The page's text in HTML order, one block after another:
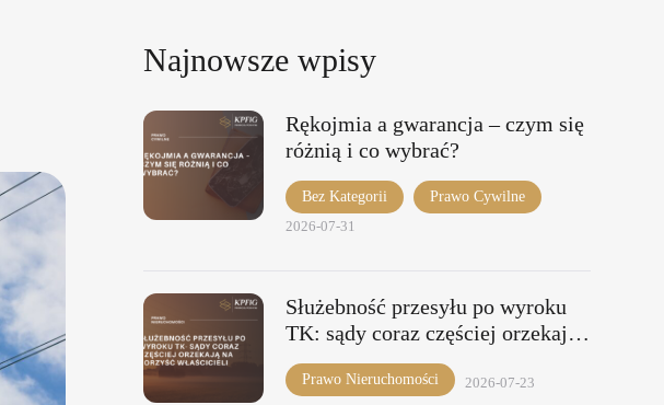
Najnowsze wpisy
Rękojmia a gwarancja – czym się
różnią i co wybrać?
2026-07-31
Bez Kategorii Prawo Cywilne
Służebność przesyłu po wyroku
TK: sądy coraz częściej orzekają
na korzyść właścicieli
2026-07-23
Prawo Nieruchomości